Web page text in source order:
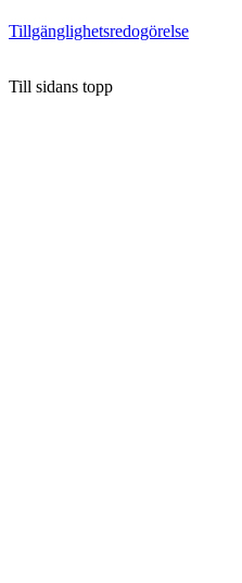
Tillgänglighetsredogörelse
Till sidans topp